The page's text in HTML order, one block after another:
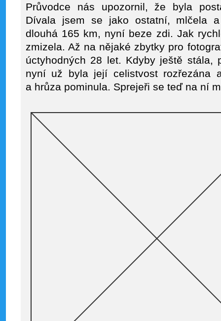
Průvodce nás upozornil, že byla
Dívala jsem se jako ostatní, mlčela
dlouhá 165 km, nyní beze zdi. Jak
zmizela. Až na nějaké zbytky pro
úctyhodných 28 let. Kdyby ještě stála,
nyní už byla její celistvost rozřezána
a hrůza pominula. Sprejeři se teď na ní